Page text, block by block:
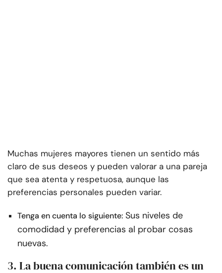
Muchas mujeres mayores tienen un sentido más
claro de sus deseos y pueden valorar a una pareja
que sea atenta y respetuosa, aunque las
preferencias personales pueden variar.
Tenga en cuenta lo siguiente: Sus niveles de
comodidad y preferencias al probar cosas
nuevas.
3. La buena comunicación también es un